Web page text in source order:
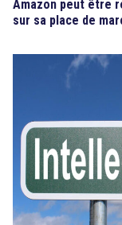
Amazon peut être
sur sa place de